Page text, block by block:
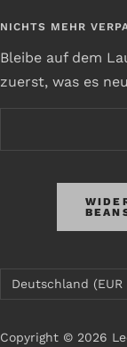
NICHTS MEHR
Bleibe auf dem
zuerst, was es
Land/Region Deutschland
Copyright © 2026